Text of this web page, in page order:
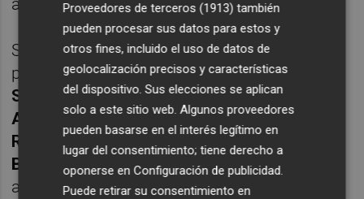
averiguar las claves delnaufragio.
Se pagaron22 millonesde euros al Mónaco
por
Aymen Abdennour,diezal Celta por
Santi Mina,nueve y medioal Braga por
AderllanSantosy sieteal Brujas porMatt
Ryan
. A este grupo hay que añadir a
Bakkali(que vinolibredel PSV Eindhoven) y
a
Danilo Barbosaque vinocedido
Proveedores de terceros (1913) también
pueden procesar sus datos para estos y
otros fines, incluido el uso de datos de
geolocalización precisos y características
del dispositivo. Sus elecciones se aplican
solo a este sitio web. Algunos proveedores
pueden basarse en el interés legítimo en
lugar del consentimiento; tiene derecho a
oponerse enConfiguración de publicidad
Puede retirar su consentimiento en